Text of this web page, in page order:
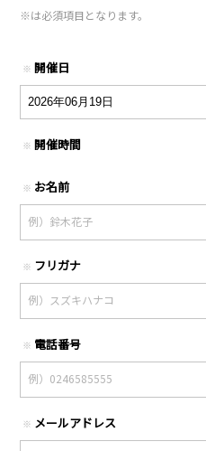
※は必須項目となります。
※ 開催日
※ 開催時間
※ お名前
※ フリガナ
※ 電話番号
※ メールアドレス